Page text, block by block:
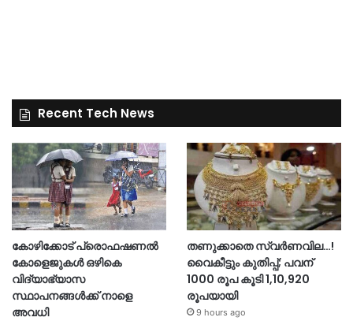
Recent Tech News
കോഴിക്കോട് പ്രൊഫഷണൽ
കോളെജുകൾ ഒഴികെ
വിദ്യാഭ്യാസ
സ്ഥാപനങ്ങൾക്ക് നാളെ
അവധി
തണുക്കാതെ സ്വർണവില…!
വൈകീട്ടും കുതിപ്പ്; പവന്
1000 രൂപ കൂടി 1,10,920
രൂപയായി
9 hours ago